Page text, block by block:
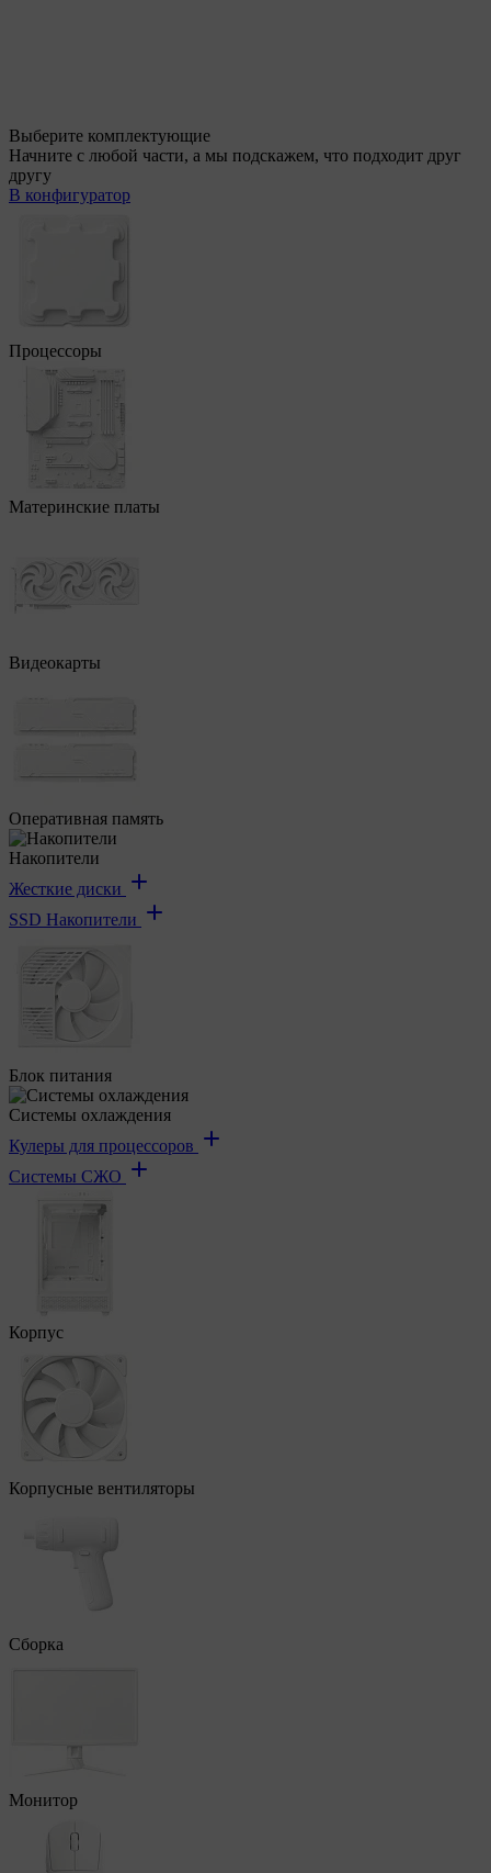
Выберите комплектующие
Начните с любой части, а мы подскажем, что подходит друг
другу
В конфигуратор
Процессоры
Материнские платы
Видеокарты
Оперативная память
Накопители
Жесткие диски
SSD Накопители
Блок питания
Системы охлаждения
Кулеры для процессоров
Системы СЖО
Корпус
Корпусные вентиляторы
Сборка
Монитор